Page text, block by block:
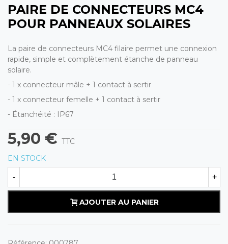
PAIRE DE CONNECTEURS MC4
POUR PANNEAUX SOLAIRES
La paire de connecteurs MC4 filaire permet une connexion
rapide, simple et complètement étanche de panneau
solaire.
- 1 x connecteur mâle + 1 contact à sertir
- 1 x connecteur femelle + 1 contact à sertir
- Étanchéité : IP67
5,90 € TTC
EN STOCK
- +
AJOUTER AU PANIER